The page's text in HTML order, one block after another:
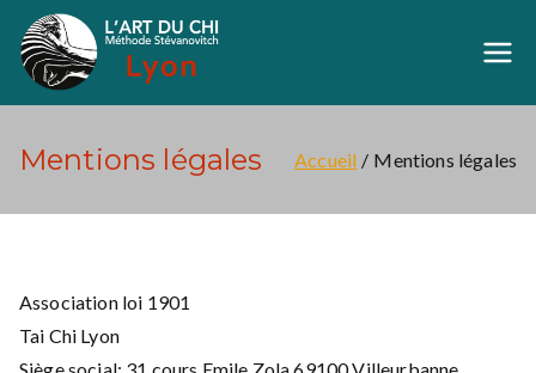
Aller
contenu
Mentions légales Accueil Mentions légales
Association loi 1901
Tai Chi Lyon